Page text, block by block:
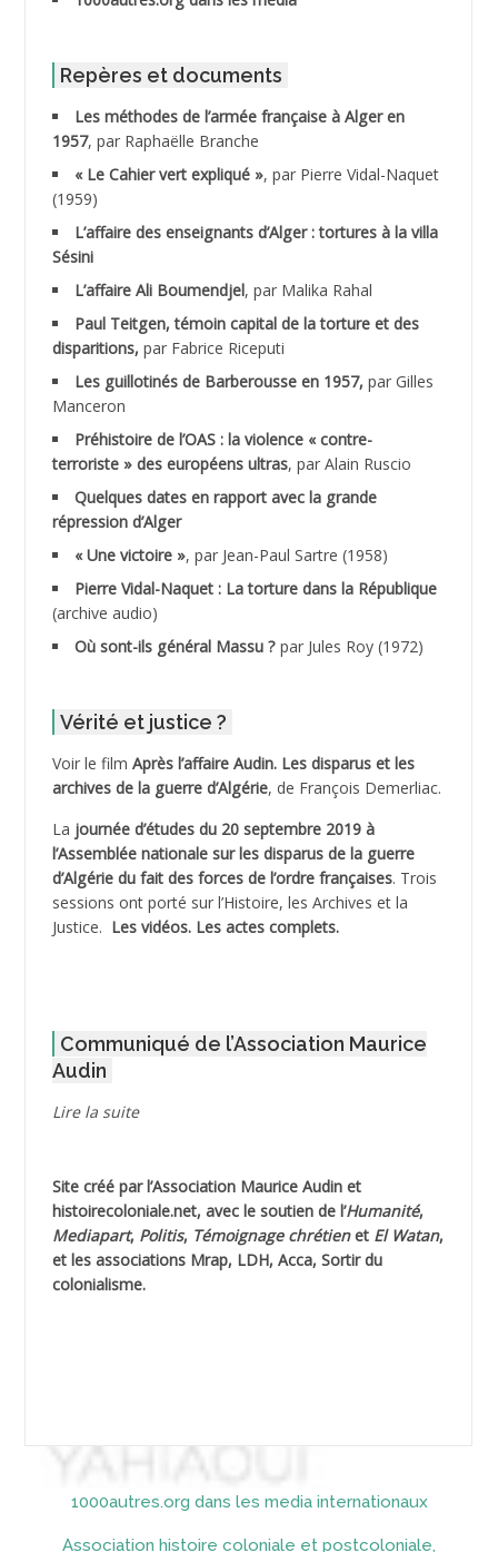
ABID Mohamed
ABNOUN Salah
ACHACHE M.*
ACHLAF Ali
ADALMI
ADANE Ramdane *
ADDAD
ADDALA Boualem*
ADDANE
ADDECHE Rachid
ADELIOUAT Vve AIT SAADA
ADJANI Khaled
ADJAOUT
ADNI Mohamed Akli
ADOUL Arab *
AGOULMINE
AHLOUCHE Mabrouk *
AIBLIED Ahmed
AICHEKADRA Sid Ahmed
AICI (ou AISSI) Laïd
Repères et documents
Les méthodes de l’armée française à Alger en
1957, par Raphaëlle Branche
« Le Cahier vert expliqué », par Pierre Vidal-Naquet
(1959)
L’affaire des enseignants d’Alger : tortures à la villa
Sésini
L’affaire Ali Boumendjel, par Malika Rahal
Paul Teitgen, témoin capital de la torture et des
disparitions, par Fabrice Riceputi
Les guillotinés de Barberousse en 1957, par Gilles
Manceron
Préhistoire de l’OAS : la violence « contre-
terroriste » des européens ultras, par Alain Ruscio
Quelques dates en rapport avec la grande
répression d’Alger
« Une victoire », par Jean-Paul Sartre (1958)
Pierre Vidal-Naquet : La torture dans la République
(archive audio)
Où sont-ils général Massu ? par Jules Roy (1972)
Vérité et justice ?
Voir le film Après l’affaire Audin. Les disparus et les
archives de la guerre d’Algérie, de François Demerliac.
La journée d’études du 20 septembre 2019 à
l’Assemblée nationale sur les disparus de la guerre
d’Algérie du fait des forces de l’ordre françaises. Trois
sessions ont porté sur l’Histoire, les Archives et la
Justice. Les vidéos. Les actes complets.
Communiqué de l’Association Maurice
Audin
Lire la suite
Site créé par l’Association Maurice Audinet
histoirecoloniale.net, avec le soutien de l’Humanité,
Mediapart, Politis, Témoignage chrétienet El Watan,
et les associations Mrap, LDH, Acca, Sortir du
colonialisme.
1000autres.org dans les media internationaux
Association histoire coloniale et postcoloniale,